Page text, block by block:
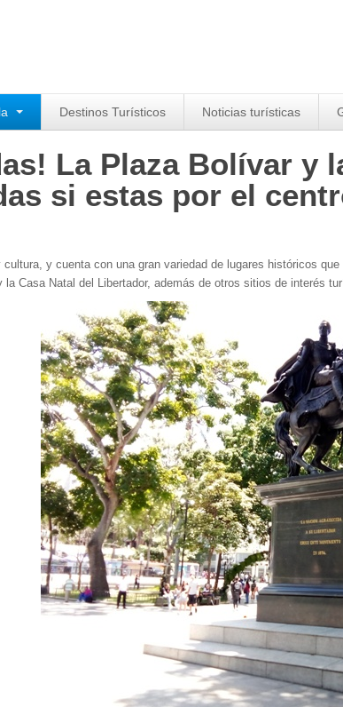
Destinos Turísticos Noticias turísticas
La Plaza Bolívar y
si estas por el
y cuenta con una gran variedad de lugares históricos
Casa Natal del Libertador, además de otros sitios de interés